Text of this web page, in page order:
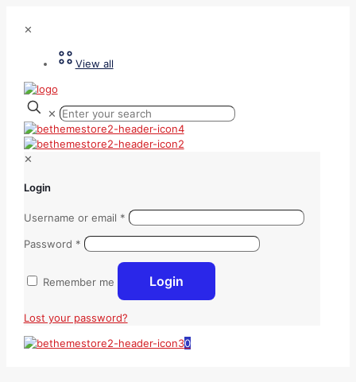
✕
View all
✕
✕
Login
Username or email *
Password *
Remember me Login
Lost your password?
0